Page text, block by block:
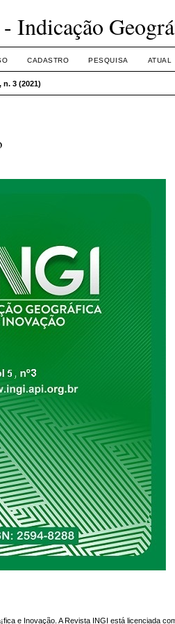
Indicação
CADASTRO PESQUISA ATUAL
n. 3 (2021)
e Inovação.A Revista INGI está licenciada